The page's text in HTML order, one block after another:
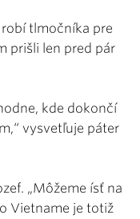
tlmočníka pre
prišli len pred pár
kde dokončí
vysvetľuje páter
„Môžeme ísť na
Vietname je totiž